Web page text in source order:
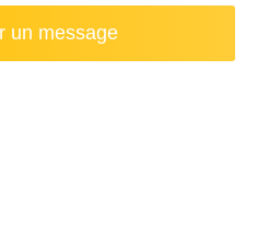
un message